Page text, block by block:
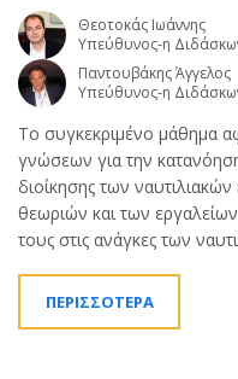
Θεοτοκάς Ιωάννης
Υπεύθυνος-η
Παντουβάκης Άγγελος
Υπεύθυνος-η
Το συγκεκριμένο μάθημα
γνώσεων για την
διοίκησης των
θεωριών και των
τους στις ανάγκες των
ΠΕΡΙΣΣΟΤΕΡΑ